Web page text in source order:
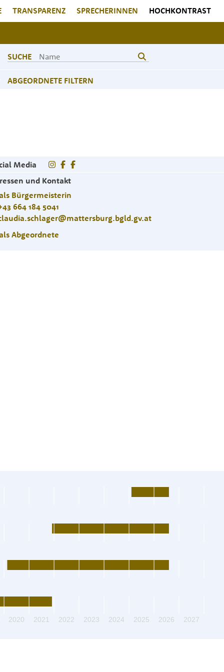
TRANSPARENZ SPRECHERINNEN HOCHKONTRAST
SUCHE
ABGEORDNETE FILTERN
Media
und Kontakt
Bürgermeisterin
664 184 5041
Abgeordnete
2020 2021 2022 2023 2024 2025 2026 2027